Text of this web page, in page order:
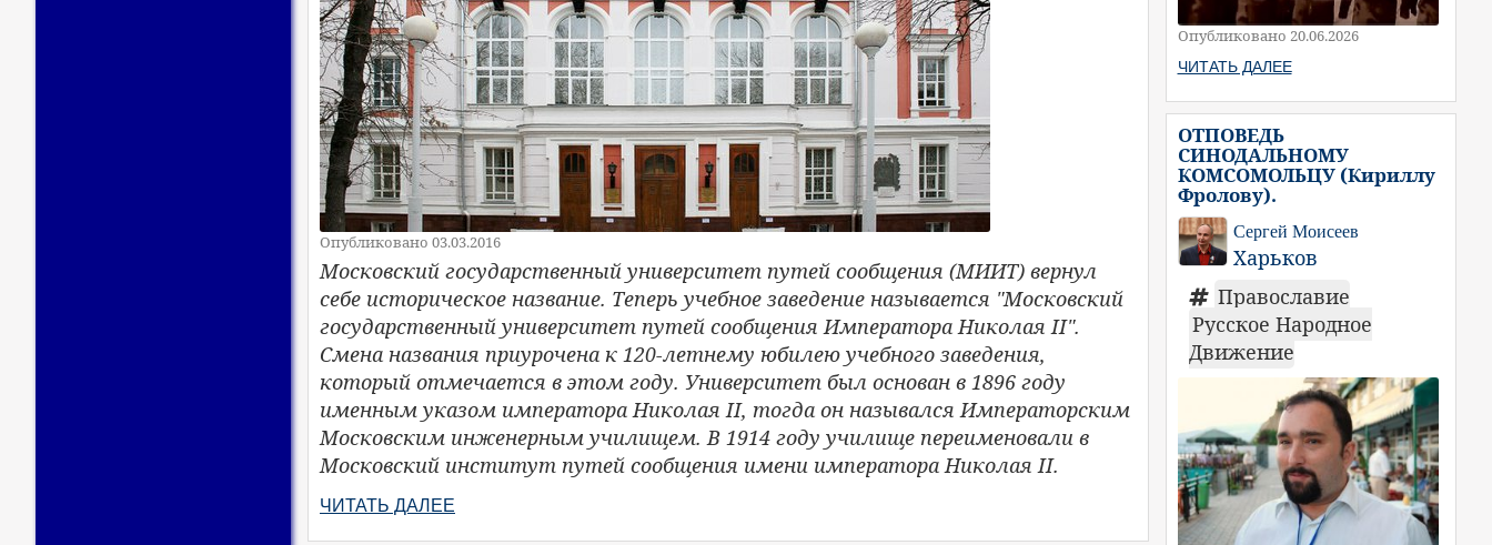
Опубликовано 03.03.2016
​Московский государственный университет путей сообщения (МИИТ) вернул
себе историческое название. Теперь учебное заведение называется "Московский
государственный университет путей сообщения Императора Николая II".
Смена названия приурочена к 120-летнему юбилею учебного заведения,
который отмечается в этом году. Университет был основан в 1896 году
именным указом императора Николая II, тогда он назывался Императорским
Московским инженерным училищем. В 1914 году училище переименовали в
Московский институт путей сообщения имени императора Николая II.
ЧИТАТЬ ДАЛЕЕ
Опубликовано 20.06.2026
ЧИТАТЬ ДАЛЕЕ
ОТПОВЕДЬ
СИНОДАЛЬНОМУ
КОМСОМОЛЬЦУ (Кириллу
Фролову).
Сергей Моисеев
Харьков
Православие
Русское Народное
Движение